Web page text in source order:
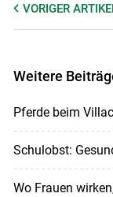
VORIGER
Weitere
Pferde beim
Schulobst:
Wo Frauen